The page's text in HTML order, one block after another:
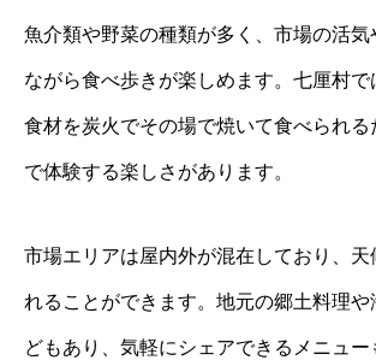
魚介類や野菜の種類が多く、市場の活
ながら食べ歩きが楽しめます。七厘村で
食材を炭火でその場で焼いて食べられる
で体験する楽しさがあります。
市場エリアは屋内外が混在しており、
れることができます。地元の郷土料理や
どもあり、気軽にシェアできるメニュー